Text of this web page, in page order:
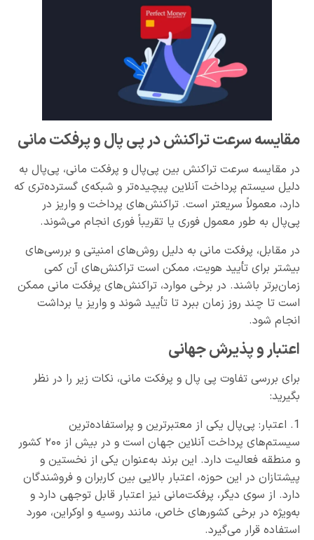
مقایسه سرعت تراکنش در پی پال و پرفکت مانی
در مقایسه سرعت تراکنش بین پی‌پال و پرفکت مانی، پی‌پال به
دلیل سیستم پرداخت آنلاین پیچیده‌تر و شبکه‌ی گسترده‌تری که
دارد، معمولاً سریعتر است. تراکنش‌های پرداخت و واریز در
پی‌پال به طور معمول فوری یا تقریباً فوری انجام می‌شوند.
در مقابل، پرفکت مانی به دلیل روش‌های امنیتی و بررسی‌های
بیشتر برای تأیید هویت، ممکن است تراکنش‌های آن کمی
زمان‌برتر باشند. در برخی موارد، تراکنش‌های پرفکت مانی ممکن
است تا چند روز زمان ببرد تا تأیید شوند و واریز یا برداشت
انجام شود.
اعتبار و پذیرش جهانی
برای بررسی تفاوت پی پال و پرفکت مانی، نکات زیر را در نظر
بگیرید:
1. اعتبار: پی‌پال یکی از معتبرترین و پراستفاده‌ترین
سیستم‌های پرداخت آنلاین جهان است و در بیش از ۲۰۰ کشور
و منطقه فعالیت دارد. این برند به‌عنوان یکی از نخستین و
پیشتازان در این حوزه، اعتبار بالایی بین کاربران و فروشندگان
دارد. از سوی دیگر، پرفکت‌مانی نیز اعتبار قابل توجهی دارد و
به‌ویژه در برخی کشورهای خاص، مانند روسیه و اوکراین، مورد
استفاده قرار می‌گیرد.